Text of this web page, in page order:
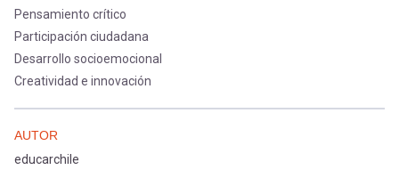
Pensamiento crítico
Participación ciudadana
Desarrollo socioemocional
Creatividad e innovación
AUTOR
educarchile